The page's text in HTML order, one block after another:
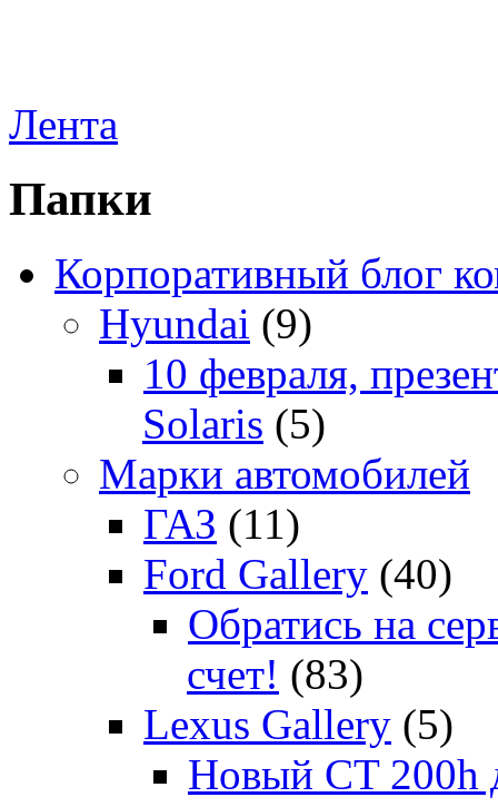
Лента
Папки
Корпоративный блог
Hyundai (9)
10 февраля,
Solaris (5)
Марки автомобилей
ГАЗ (11)
Ford Gallery (40)
Обратись на
счет! (83)
Lexus Gallery (5)
Новый CT 200h